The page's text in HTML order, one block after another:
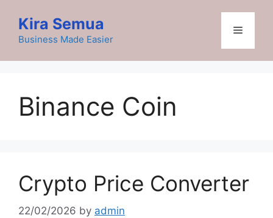
content
Kira Semua
Business Made Easier
Menu
Binance Coin
Crypto Price Converter
22/02/2026 by admin